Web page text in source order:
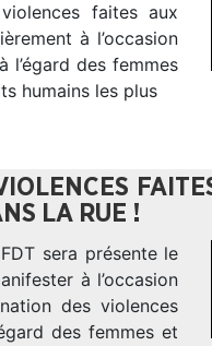
faites aux
à l’occasion
l’égard des femmes
humains les plus
LA RUE !
sera présente le
à l’occasion
des violences
des femmes et